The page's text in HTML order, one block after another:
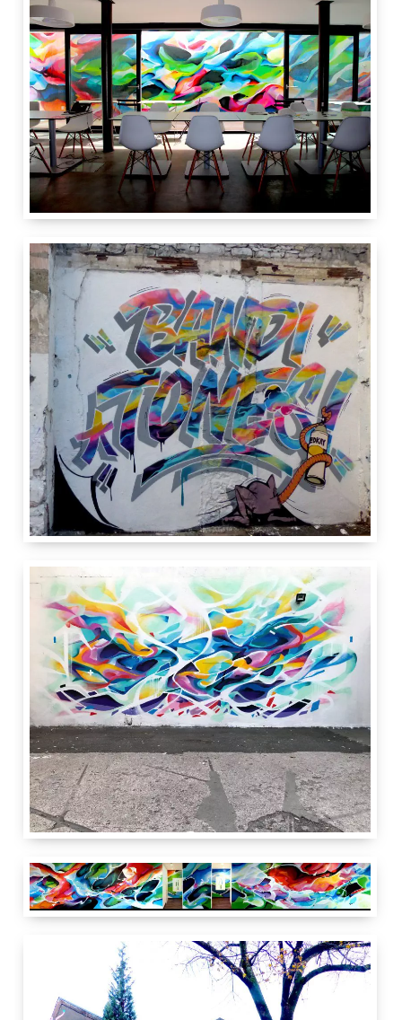
GE Suisse
IdRoom
2.20 m
11 m
Beric architectes
17 rue des Voisins 1205
Genève
GE Suisse
IdRoom
Tones
Carrefour Rue
Rue de Montbrillant
3 1201 Genève GE Suisse
IdRoom
2 m
7 m
Carrefour Rue
Rue de Montbrillant 3 1201
Genève
GE Suisse
IdRoom
3.50 m
25 m
Genève Suisse
IdRoom
Gensler architecture